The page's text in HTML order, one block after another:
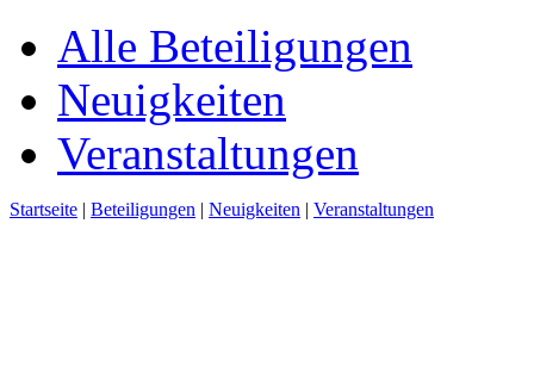
Alle Beteiligungen
Neuigkeiten
Veranstaltungen
Startseite | Beteiligungen | Neuigkeiten | Veranstaltungen